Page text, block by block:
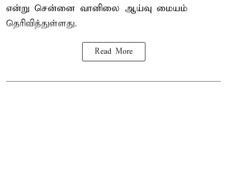
என்று சென்னை வானிலை ஆய்வு மையம்
தெரிவித்துள்ளது.
Read More